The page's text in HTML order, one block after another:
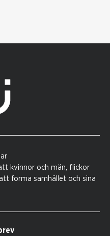
kvinnor och män, flickor
forma samhället och sina